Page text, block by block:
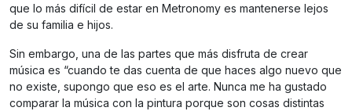
que lo más difícil de estar en Metronomy es mantenerse lejos
de su familia e hijos.
Sin embargo, una de las partes que más disfruta de crear
música es “cuando te das cuenta de que haces algo nuevo que
no existe, supongo que eso es el arte. Nunca me ha gustado
comparar la música con la pintura porque son cosas distintas